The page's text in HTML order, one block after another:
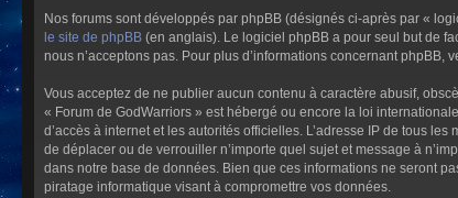
Nos forums sont développés par phpBB (désignés ci-après par «
le site de phpBB (en anglais). Le logiciel phpBB a pour seul but de
nous n’acceptons pas. Pour plus d’informations concernant phpBB,
Vous acceptez de ne publier aucun contenu à caractère abusif,
« Forum de GodWarriors » est hébergé ou encore la loi
d’accès à internet et les autorités officielles. L’adresse IP de tous
de déplacer ou de verrouiller n’importe quel sujet et message à
dans notre base de données. Bien que ces informations ne seront
piratage informatique visant à compromettre vos données.